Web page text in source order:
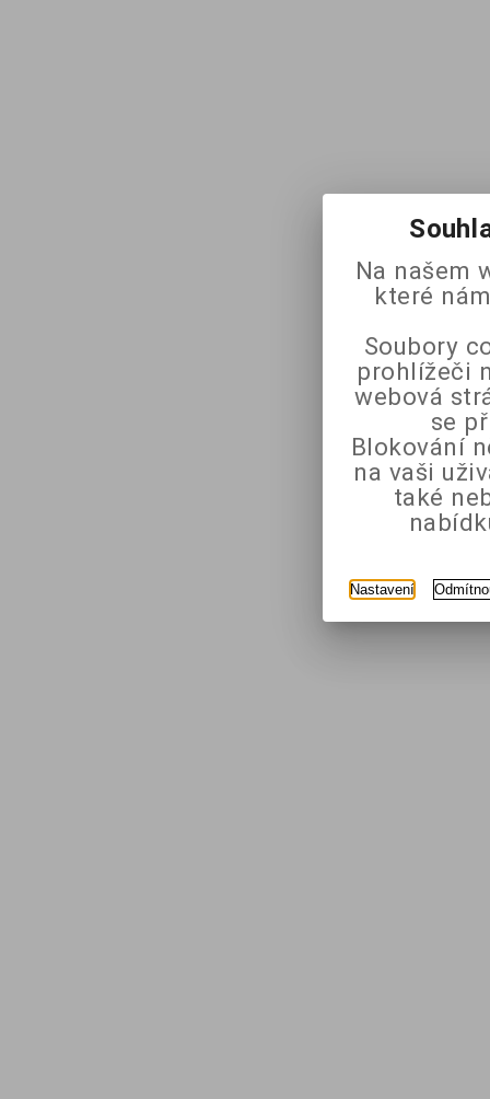
Na našem
které
Soubory
prohlížeči
webová
se
Blokování
na vaši
také
Nastavení